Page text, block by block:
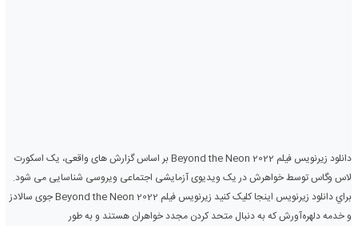
دانلود زیرنویس فیلم Beyond the Neon 2022 بر اساس گزارش های واقعی، یک اسکورت
لاس وگاس توسط خواهرش در یک ویدیوی آزمایشی اجتماعی ویروسی شناسایی می شود.
براي دانلود زيرنويس اينجا کليک کنيد زیرنویس فیلم Beyond the Neon 2022 جوی سالادز
و خدمه دلهره‌آورش که به دنبال متحد کردن مجدد خواهران هستند و به طور